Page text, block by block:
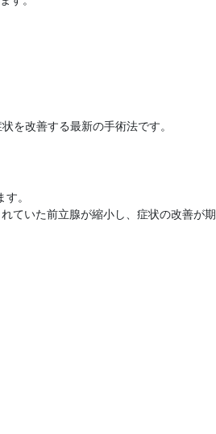
を改善する最新の手術法です。
。
ていた前立腺が縮小し、症状の改善が期